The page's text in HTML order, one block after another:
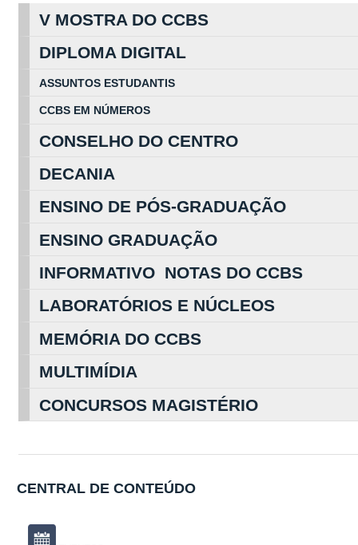
V MOSTRA DO CCBS
DIPLOMA DIGITAL
ASSUNTOS ESTUDANTIS
CCBS EM NÚMEROS
CONSELHO DO CENTRO
DECANIA
ENSINO DE PÓS-GRADUAÇÃO
ENSINO GRADUAÇÃO
INFORMATIVO NOTAS DO CCBS
LABORATÓRIOS E NÚCLEOS
MEMÓRIA DO CCBS
MULTIMÍDIA
CONCURSOS MAGISTÉRIO
CENTRAL DE CONTEÚDO